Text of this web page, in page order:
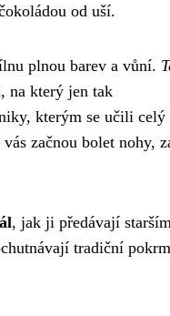
od uší.
plnou barev a vůní.
na který jen tak
kterým se učili
začnou bolet nohy,
, jak ji předávají
tradiční